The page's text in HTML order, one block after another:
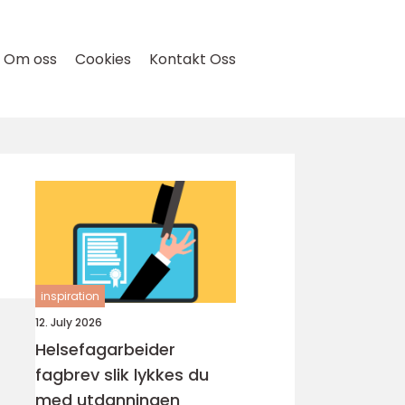
Om oss Cookies Kontakt Oss
inspiration
12. July 2026
Helsefagarbeider
fagbrev slik lykkes du
med utdanningen